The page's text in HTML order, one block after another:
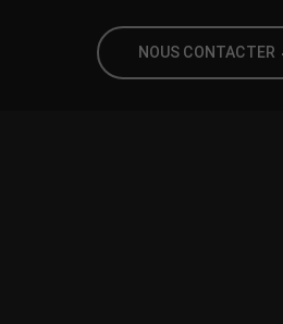
NOUS CONTACTER